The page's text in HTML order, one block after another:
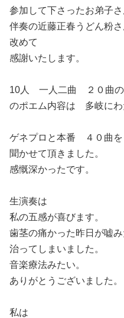
参加して下さったお弟子さ
伴奏の近藤正春うどん粉さ
改めて
感謝いたします。
10人 一人二曲 ２０曲の
のポエム内容は 多岐にわ
ゲネプロと本番 ４０曲
聞かせて頂きました。
感慨深かったです。
生演奏は
私の五感が喜びます。
歯茎の痛かった昨日が嘘み
治ってしまいました。
音楽療法みたい。
ありがとうございました。
私は